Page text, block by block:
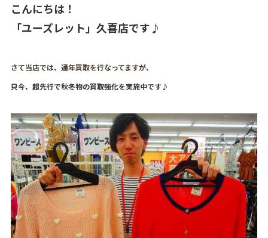
こんにちは！
「ユーズレット」久喜店です♪
さて当店では、通年買取を行なってますが、
只今、超先行で秋冬物の買取強化を実施中です♪